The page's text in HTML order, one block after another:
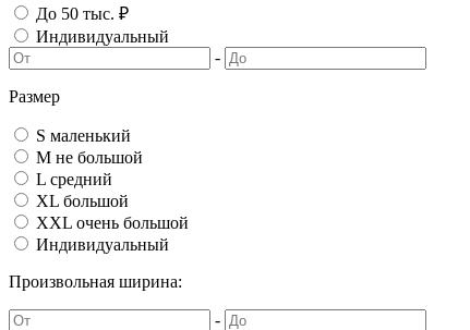
До 50 тыс. ₽
Индивидуальный
-
Размер
S маленький
M не большой
L средний
XL большой
XXL очень большой
Индивидуальный
Произвольная ширина:
-